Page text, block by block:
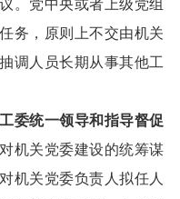
。党中央或者上级党组
务，原则上不交由机关
调人员长期从事其他工
委统一领导和指导督促
机关党委建设的统筹谋
机关党委负责人拟任人